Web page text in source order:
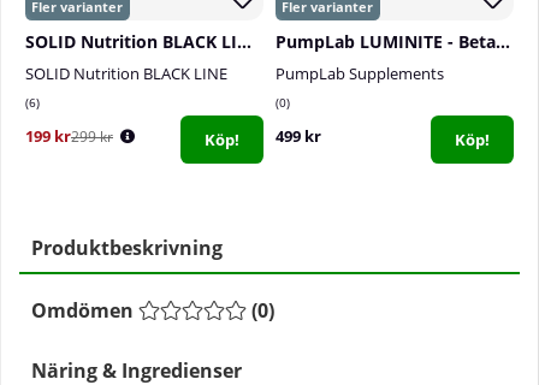
SOLID Nutrition BLACK LINE EAA+, 440 g
SOLID Nutrition BLACK LINE
6
199 kr299 kr Köp!
PumpLab LUMINITE - Beta-Alanine Free PWO, 550 g
PumpLab Supplements
0
499 kr Köp!
Produktbeskrivning
Omdömen (0)
Näring & Ingredienser